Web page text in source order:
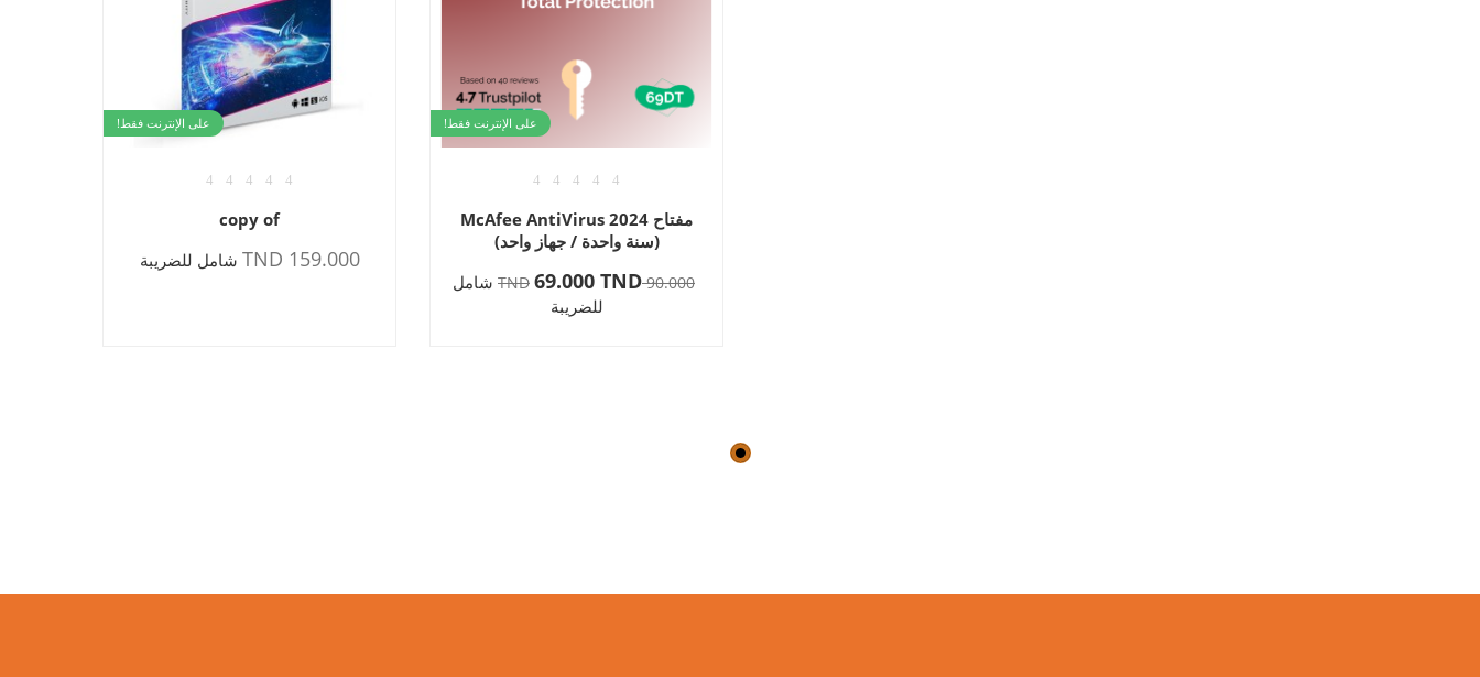
على الإنترنت فقط!
مفتاح McAfee AntiVirus 2024
(سنة واحدة / جهاز واحد)
90.000 TND
69.000 TND
شامل
للضريبة
على الإنترنت فقط!
copy of
159.000 TND شامل للضريبة